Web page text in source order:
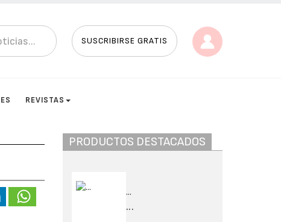
SUSCRIBIRSE GRATIS
REVISTAS
PRODUCTOS DESTACADOS
...
...